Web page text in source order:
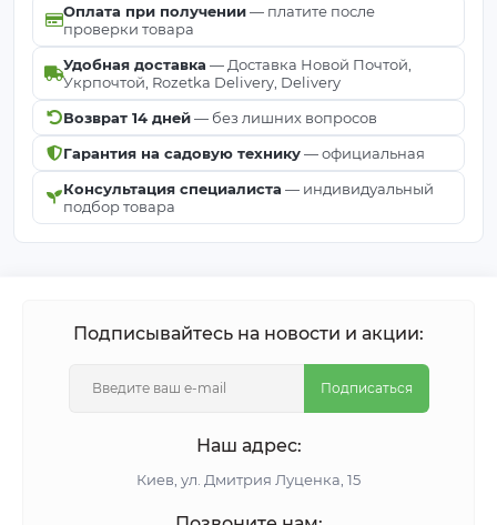
Оплата при получении— платите после
проверки товара
Удобная доставка — Доставка Новой Почтой,
Укрпочтой, Rozetka Delivery, Delivery
Возврат 14 дней— без лишних вопросов
Гарантия на садовую технику— официальная
Консультация специалиста — индивидуальный
подбор товара
Подписывайтесь на новости и акции:
Подписаться
Наш адрес:
Киeв, ул. Дмитрия Луценка, 15